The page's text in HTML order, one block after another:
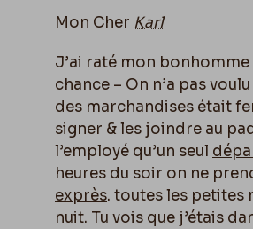
Mon Cher Karl
J’ai raté mon bonhomme
chance – On n’a pas
des marchandises était
signer & les joindre au
l’employé qu’un seul
heures du soir on ne
exprès. toutes les petites
nuit. Tu vois que j’étais